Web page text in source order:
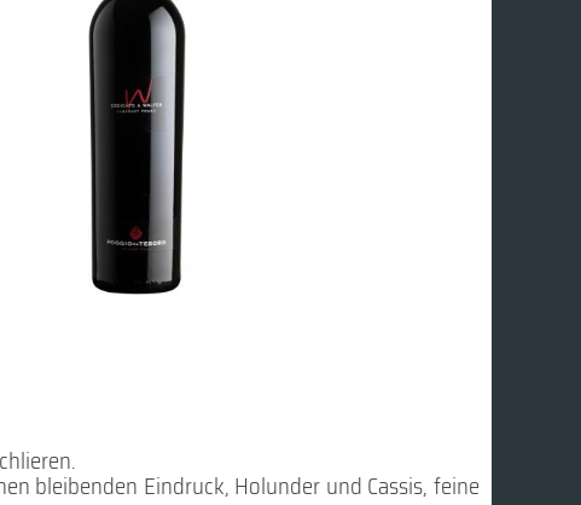
bleibenden Eindruck, Holunder und Cassis, feine